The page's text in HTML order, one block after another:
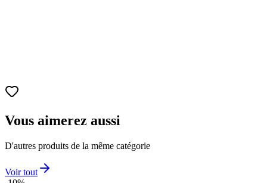
Vous aimerez aussi
D'autres produits de la même catégorie
Voir tout